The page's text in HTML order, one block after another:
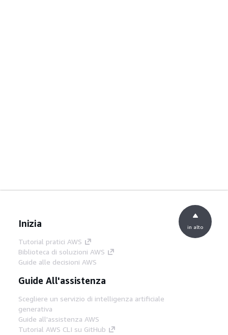
Inizia
Tutorial pratici AWS
Biblioteca di soluzioni AWS
Guide alle decisioni AWS
Guide All'assistenza
Scegliere un servizio di intelligenza artificiale
generativa
Guide all'assistenza AWS
Tutorial AWS CLI su GitHub
in alto